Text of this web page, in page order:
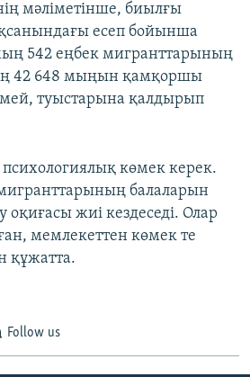
мәліметінше, биылғы
есеп бойынша
542 еңбек мигранттарының
42 648 мыңын қамқоршы
туыстарына қалдырып
көмек керек.
балаларын
жиі кездеседі. Олар
мемлекеттен көмек те
құжатта.
Follow us